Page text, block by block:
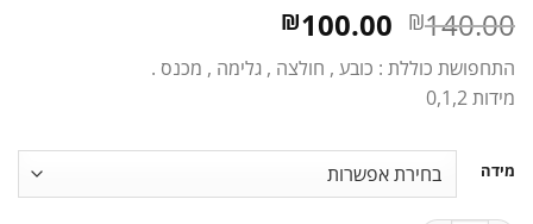
₪140.00 המחיר
היה:
₪100.00
הנוכחי
הוא:
התחפושת כוללת : כובע , חולצה , גלימה , מכנס .
מידות 0,1,2
מידה